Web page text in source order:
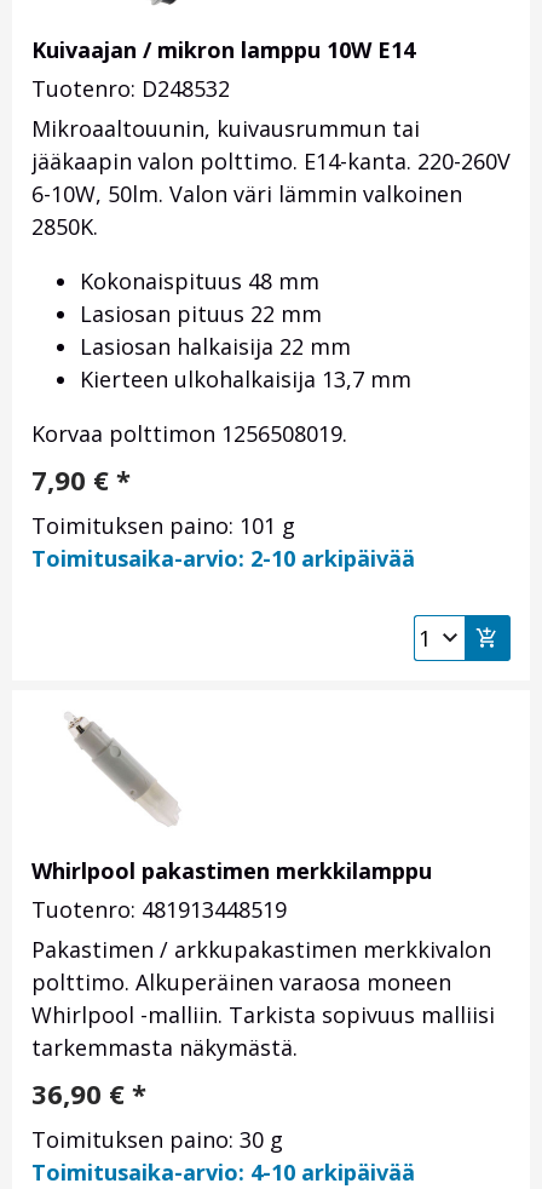
Kuivaajan / mikron lamppu 10W E14
Tuotenro: D248532
Mikroaaltouunin, kuivausrummun tai
jääkaapin valon polttimo. E14-kanta. 220-260V
6-10W, 50lm. Valon väri lämmin valkoinen
2850K.
Kokonaispituus 48 mm
Lasiosan pituus 22 mm
Lasiosan halkaisija 22 mm
Kierteen ulkohalkaisija 13,7 mm
Korvaa polttimon 1256508019.
7,90 € *
Toimituksen paino: 101 g
Toimitusaika-arvio: 2-10 arkipäivää
Whirlpool pakastimen merkkilamppu
Tuotenro: 481913448519
Pakastimen / arkkupakastimen merkkivalon
polttimo. Alkuperäinen varaosa moneen
Whirlpool -malliin. Tarkista sopivuus malliisi
tarkemmasta näkymästä.
36,90 € *
Toimituksen paino: 30 g
Toimitusaika-arvio: 4-10 arkipäivää